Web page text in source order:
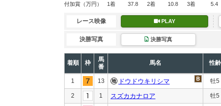
付加賞 （万円） 1着 37.8 2着 10.8 3着 5.4
レース映像 PLAY
決勝写真 決勝写真
着順 枠
馬
番
馬名 性齢
1 13 ドウドウキリシマ 牡5
2 1 スズカカナロア 牡5